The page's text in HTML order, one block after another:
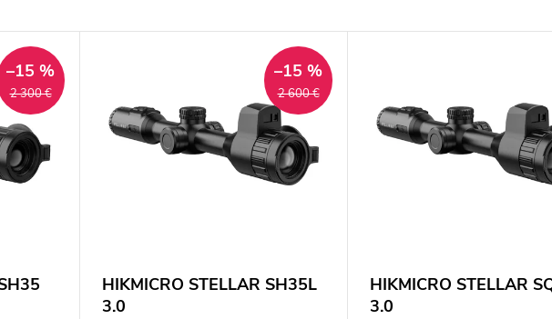
2 300 €
–15 %
2 600 €
–15 %
HIKMICRO STELLAR SH35L
3.0
HIKMICRO STELLAR
3.0